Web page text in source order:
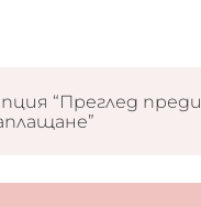
“Преглед преди